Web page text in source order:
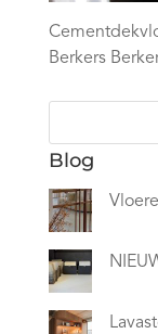
Berkers
Blog